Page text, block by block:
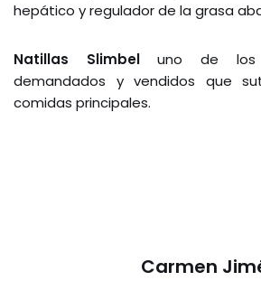
hepático y regulador de la grasa
Natillas Slimbeluno de los
demandados y vendidos que
comidas principales.
Carmen